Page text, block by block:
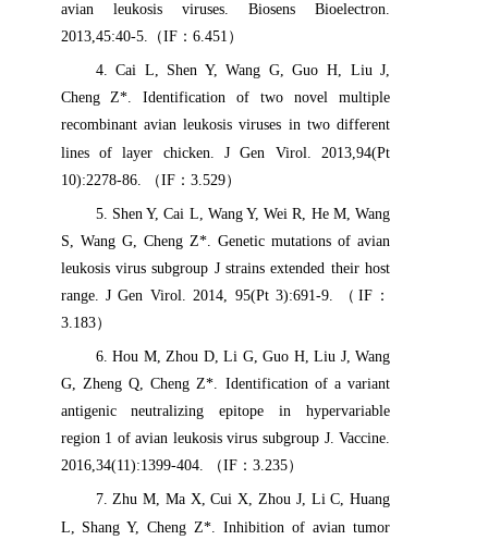
avian leukosis viruses. Biosens Bioelectron.
2013,45:40-5. （IF： 6.451 ）
4.Cai L, Shen Y, Wang G, Guo H, Liu J,
Cheng Z*. Identification of two novel multiple
recombinant avian leukosis viruses in two different
lines of layer chicken. J Gen Virol.2013,94(Pt
10):2278-86.
（IF： 3.529）
5. Shen Y, Cai L, Wang Y, Wei R, He M, Wang
S, Wang G, Cheng Z*. Genetic mutations of avian
leukosis virus subgroup J strains extended their host
range. J Gen Virol. 2014, 95(Pt 3):691-9.
（ IF：
3.183）
6.Hou M, Zhou D, Li G, Guo H, Liu J, Wang
G, Zheng Q, Cheng Z*. Identification of a variant
antigenic neutralizing epitope in hypervariable
region 1 of avian leukosis virus subgroup J. Vaccine.
2016,34(11):1399-404.
（IF： 3.235）
7.Zhu M, Ma X, Cui X, Zhou J, Li C, Huang
L, Shang Y, Cheng Z*.Inhibition of avian tumor